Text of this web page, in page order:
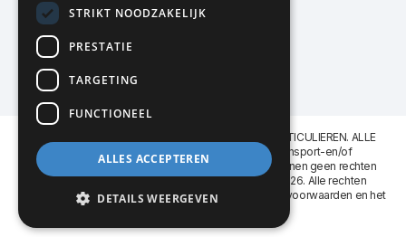
020-617 01 26
info@kmpkantoormeubilair.nl
Facebook
Instagram
KMP Kantoormeubilair levert aan BEDRIJVEN en PARTICULIEREN. ALLE
GENOEMDE PRIJZEN ZIJN EXCL. 21% B.T.W. Transport-en/of
Montagekosten op aanvraag. Aan deze website kunnen geen rechten
worden ontleend. KMP Kantoormeubilair VOF © 2026. Alle rechten
voorbehouden. Lees voor gebruik graag de
leveringsvoorwaarden en het
STRIKT NOODZAKELIJK
PRESTATIE
TARGETING
FUNCTIONEEL
ALLES ACCEPTEREN
DETAILS WEERGEVEN